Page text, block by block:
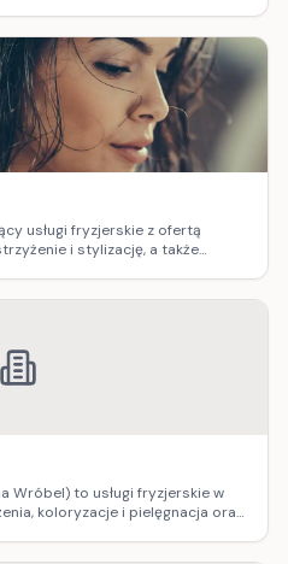
usługi fryzjerskie z ofertą
i stylizację, a także
Wróbel) to usługi fryzjerskie w
koloryzacje i pielęgnacja oraz